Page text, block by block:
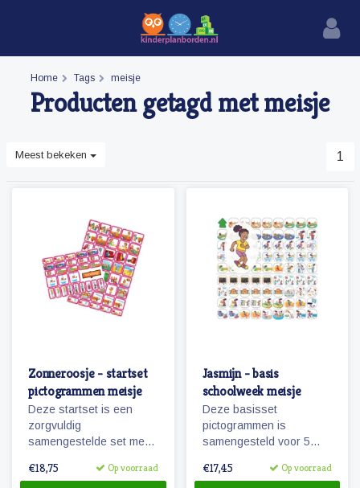
Home Tags meisje
Producten getagd met meisje
Meest bekeken 1
Zonneroosje - startset
pictogrammen meisje
Deze startset is een
zorgvuldig
samengestelde set met
pictogrammen voor een
€18,75 Op voorraad
Jasmijn - basis
schoolweek meisje
Deze basisset
pictogrammen is
samengesteld voor 5
hoofdactiviteiten van /
€17,45 Op voorraad